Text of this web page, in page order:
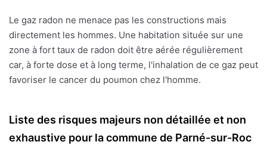
Le gaz radon ne menace pas les constructions mais
directement les hommes. Une habitation située sur une
zone à fort taux de radon doit être aérée régulièrement
car, à forte dose et à long terme, l'inhalation de ce gaz peut
favoriser le cancer du poumon chez l'homme.
Liste des risques majeurs non détaillée et non
exhaustive pour la commune de Parné-sur-Roc